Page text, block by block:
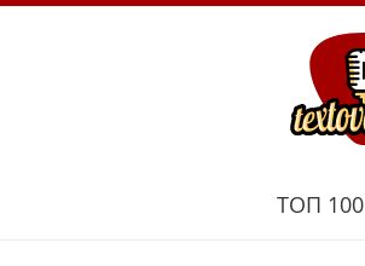
ТОП 100